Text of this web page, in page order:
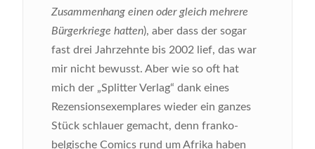
Zusammenhang einen oder gleich mehrere
Bürgerkriege hatten), aber dass der sogar
fast drei Jahrzehnte bis 2002 lief, das war
mir nicht bewusst. Aber wie so oft hat
mich der „Splitter Verlag“ dank eines
Rezensionsexemplares wieder ein ganzes
Stück schlauer gemacht, denn franko-
belgische Comics rund um Afrika haben